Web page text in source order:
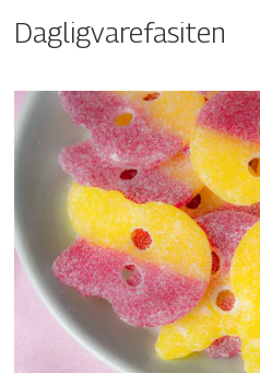
Dagligvarefasiten